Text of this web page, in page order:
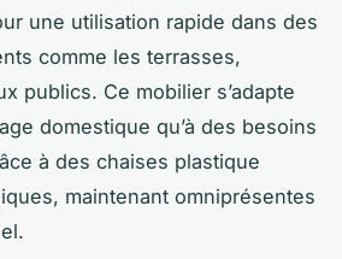
une utilisation rapide dans des
comme les terrasses,
publics. Ce mobilier s’adapte
domestique qu’à des besoins
à des chaises plastique
maintenant omniprésentes